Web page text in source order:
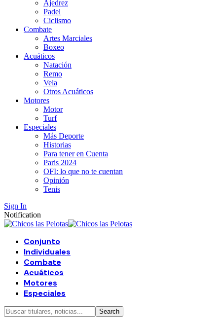
Ajedrez
Padel
Ciclismo
Combate
Artes Marciales
Boxeo
Acuáticos
Natación
Remo
Vela
Otros Acuáticos
Motores
Motor
Turf
Especiales
Más Deporte
Historias
Para tener en Cuenta
Paris 2024
OFI: lo que no te cuentan
Opinión
Tenis
Sign In
Notification
Conjunto
Individuales
Combate
Acuáticos
Motores
Especiales